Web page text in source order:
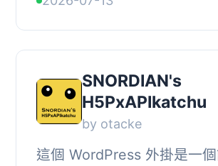
1.2 and SCORM 2004
delivers them to sig...
SNORDIAN's
H5PxAPIkatchu
by otacke
這個 WordPress 外掛是一